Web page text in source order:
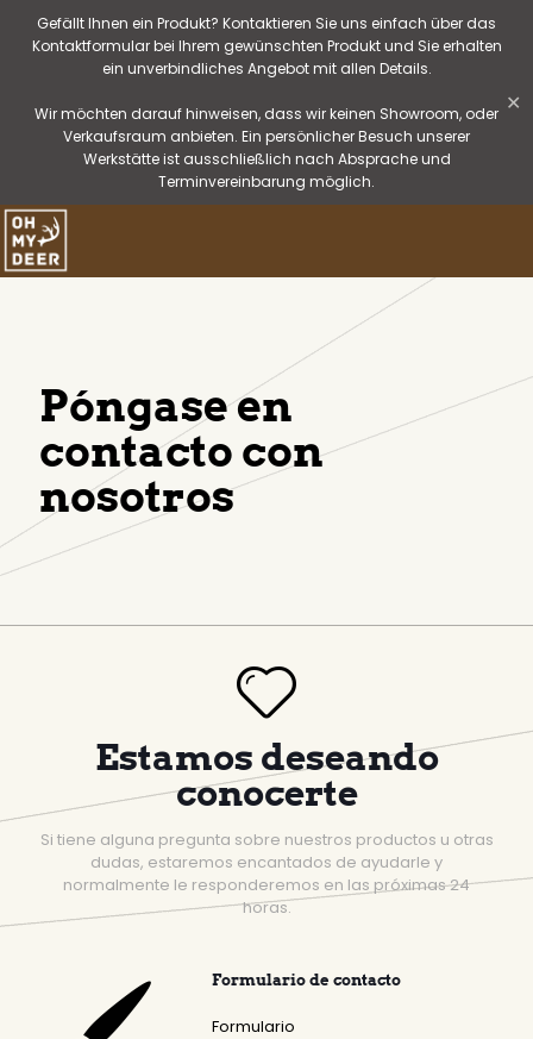
Gefällt Ihnen ein Produkt? Kontaktieren Sie uns einfach über das
Kontaktformular bei Ihrem gewünschten Produkt und Sie erhalten
ein unverbindliches Angebot mit allen Details.
Wir möchten darauf hinweisen, dass wir keinen Showroom, oder
Verkaufsraum anbieten. Ein persönlicher Besuch unserer
Werkstätte ist ausschließlich nach Absprache und
Terminvereinbarung möglich.
✕
Póngase en
contacto con
nosotros
Estamos deseando
conocerte
Si tiene alguna pregunta sobre nuestros productos u otras
dudas, estaremos encantados de ayudarle y
normalmente le responderemos en las próximas 24
horas.
Formulario de contacto
Formulario